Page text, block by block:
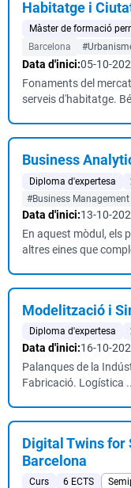
Habitatge i
Màster de formació
Barcelona
Data d'inici:05-10-
Fonaments del
serveis d'habitatge.
Business
Diploma d'expertesa
#Business Management
Data d'inici:13-10-
En aquest mòdul, els
altres eines que
Modelització i
Diploma d'expertesa
Data d'inici:16-10-
Palanques de la
Fabricació. Logística
Digital Twins
Barcelona
Curs 6 ECTS